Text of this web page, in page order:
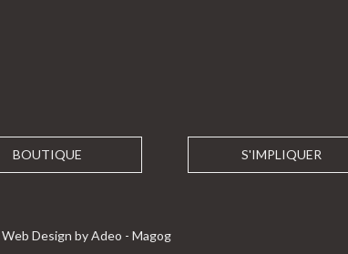
BOUTIQUE S'IMPLIQUER
Web Design by Adeo - Magog